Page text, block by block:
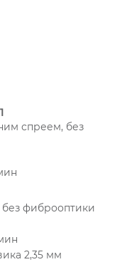
спреем, без
фиброоптики
2,35 мм